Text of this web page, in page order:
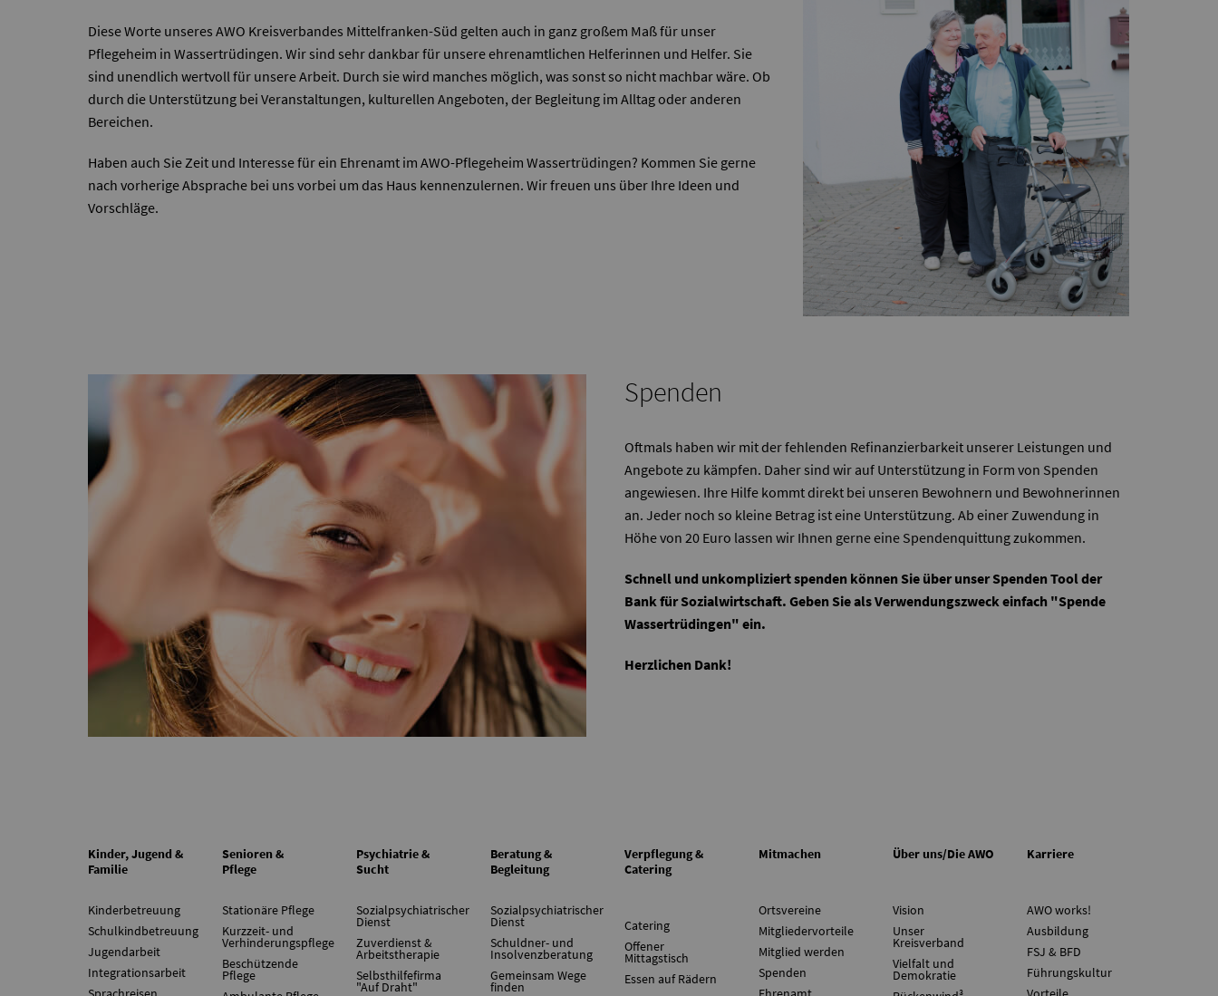
Diese Worte unseres AWO Kreisverbandes Mittelfranken-Süd gelten auch in ganz großem Maß für unser
Pflegeheim in Wassertrüdingen. Wir sind sehr dankbar für unsere ehrenamtlichen Helferinnen und Helfer. Sie
sind unendlich wertvoll für unsere Arbeit. Durch sie wird manches möglich, was sonst so nicht machbar wäre. Ob
durch die Unterstützung bei Veranstaltungen, kulturellen Angeboten, der Begleitung im Alltag oder anderen
Bereichen.
Haben auch Sie Zeit und Interesse für ein Ehrenamt im AWO-Pflegeheim Wassertrüdingen? Kommen Sie gerne
nach vorherige Absprache bei uns vorbei um das Haus kennenzulernen. Wir freuen uns über Ihre Ideen und
Vorschläge.
Spenden
Oftmals haben wir mit der fehlenden Refinanzierbarkeit unserer Leistungen und
Angebote zu kämpfen. Daher sind wir auf Unterstützung in Form von Spenden
angewiesen. Ihre Hilfe kommt direkt bei unseren Bewohnern und Bewohnerinnen
an. Jeder noch so kleine Betrag ist eine Unterstützung. Ab einer Zuwendung in
Höhe von 20 Euro lassen wir Ihnen gerne eine Spendenquittung zukommen.
Schnell und unkompliziert spenden können Sie über unserSpenden Toolder
Bank für Sozialwirtschaft. Geben Sie als Verwendungszweck einfach "Spende
Wassertrüdingen" ein.
Herzlichen Dank!
Kinder, Jugend &
Familie
Kinderbetreuung
Schulkindbetreuung
Jugendarbeit
Integrationsarbeit
Senioren &
Pflege
Stationäre Pflege
Kurzzeit- und
Verhinderungspflege
Beschützende
Pflege
Psychiatrie &
Sucht
Sozialpsychiatrischer
Dienst
Zuverdienst &
Arbeitstherapie
Selbsthilfefirma
"Auf Draht"
Beratung &
Begleitung
Sozialpsychiatrischer
Dienst
Schuldner- und
Insolvenzberatung
Gemeinsam Wege
finden
Verpflegung &
Catering
Catering
Offener
Mittagstisch
Essen auf Rädern
Mitmachen
Ortsvereine
Mitgliedervorteile
Mitglied werden
Spenden
Über uns/Die AWO
Vision
Unser
Kreisverband
Vielfalt und
Demokratie
Karriere
AWO works!
Ausbildung
FSJ & BFD
Führungskultur